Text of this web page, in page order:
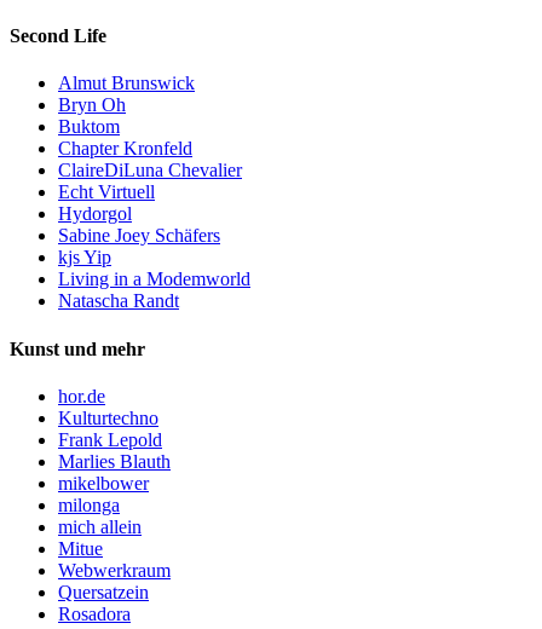
Second Life
Almut Brunswick
Bryn Oh
Buktom
Chapter Kronfeld
ClaireDiLuna Chevalier
Echt Virtuell
Hydorgol
Sabine Joey Schäfers
kjs Yip
Living in a Modemworld
Natascha Randt
Kunst und mehr
hor.de
Kulturtechno
Frank Lepold
Marlies Blauth
mikelbower
milonga
mich allein
Mitue
Webwerkraum
Quersatzein
Rosadora